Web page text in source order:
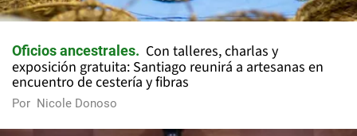
Oficios ancestrales
Con talleres, charlas y
exposición gratuita: Santiago reunirá a artesanas en
encuentro de cestería y fibras
Por Nicole Donoso